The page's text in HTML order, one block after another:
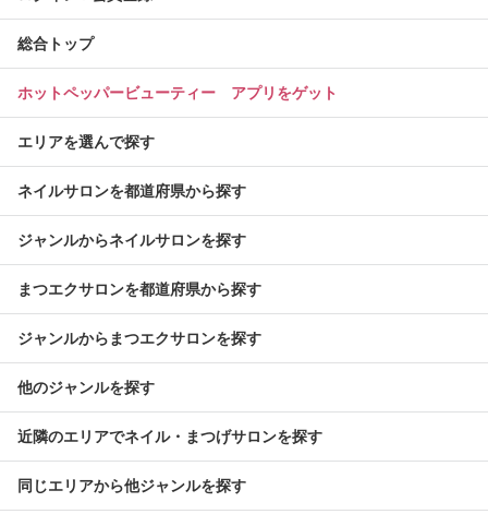
総合トップ
ホットペッパービューティー アプリをゲット
エリアを選んで探す
ネイルサロンを都道府県から探す
ジャンルからネイルサロンを探す
まつエクサロンを都道府県から探す
ジャンルからまつエクサロンを探す
他のジャンルを探す
近隣のエリアでネイル・まつげサロンを探す
同じエリアから他ジャンルを探す